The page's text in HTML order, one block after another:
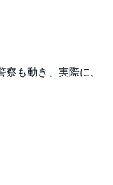
も動き、実際に、